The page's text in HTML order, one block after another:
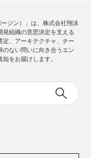
ジン）」は、株式会社翔泳
組織の意思決定を支える
、アーキテクチャ、チー
ない問いに向き合うエン
をお届けします。